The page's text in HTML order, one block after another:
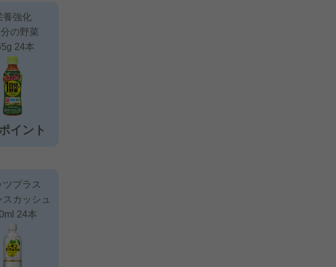
養強化
の野菜
24本
イント
ツプラス
スカッシュ
24本